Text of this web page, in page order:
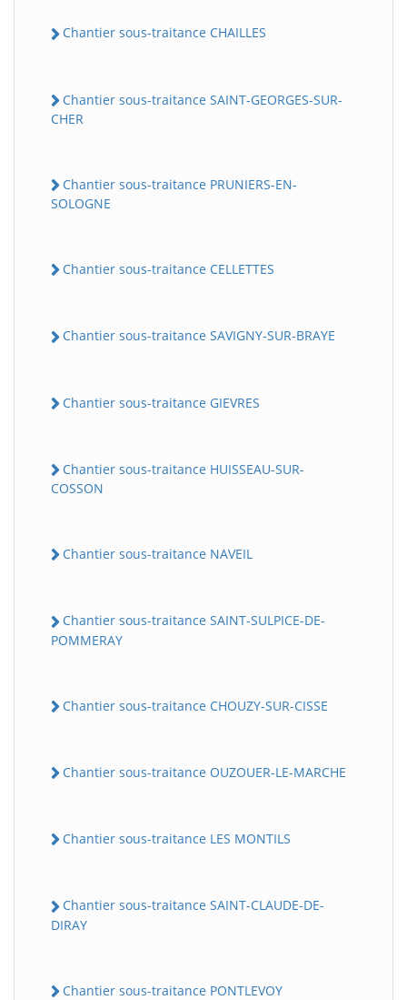
Chantier sous-traitance CHAILLES
Chantier sous-traitance SAINT-GEORGES-SUR-
CHER
Chantier sous-traitance PRUNIERS-EN-
SOLOGNE
Chantier sous-traitance CELLETTES
Chantier sous-traitance SAVIGNY-SUR-BRAYE
Chantier sous-traitance GIEVRES
Chantier sous-traitance HUISSEAU-SUR-
COSSON
Chantier sous-traitance NAVEIL
Chantier sous-traitance SAINT-SULPICE-DE-
POMMERAY
Chantier sous-traitance CHOUZY-SUR-CISSE
Chantier sous-traitance OUZOUER-LE-MARCHE
Chantier sous-traitance LES MONTILS
Chantier sous-traitance SAINT-CLAUDE-DE-
DIRAY
Chantier sous-traitance PONTLEVOY